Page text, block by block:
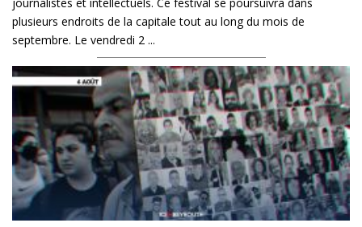
plusieurs endroits de la capitale tout au long du mois de
septembre. Le vendredi 2 ...